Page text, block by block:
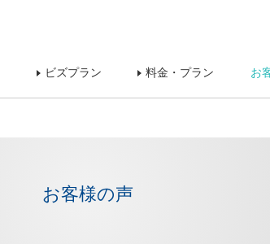
ビズプラン 料金・プラン お
お客様の声